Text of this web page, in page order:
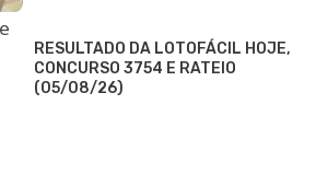
RESULTADO DA LOTOFÁCIL HOJE,
CONCURSO 3754 E RATEIO
(05/08/26)